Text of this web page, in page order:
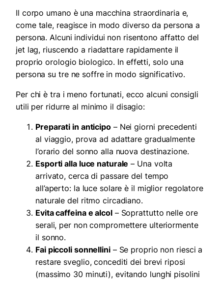
Il corpo umano è una macchina straordinaria e,
come tale, reagisce in modo diverso da persona a
persona. Alcuni individui non risentono affatto del
jet lag, riuscendo a riadattare rapidamente il
proprio orologio biologico. In effetti, solo una
persona su tre ne soffre in modo significativo.
Per chi è tra i meno fortunati, ecco alcuni consigli
utili per ridurre al minimo il disagio:
Preparati in anticipo– Nei giorni precedenti
al viaggio, prova ad adattare gradualmente
l’orario del sonno alla nuova destinazione.
Esporti alla luce naturale – Una volta
arrivato, cerca di passare del tempo
all’aperto: la luce solare è il miglior regolatore
naturale del ritmo circadiano.
Evita caffeina e alcol– Soprattutto nelle ore
serali, per non compromettere ulteriormente
il sonno.
Fai piccoli sonnellini– Se proprio non riesci a
restare sveglio, concediti dei brevi riposi
(massimo 30 minuti), evitando lunghi pisolini